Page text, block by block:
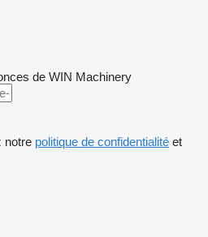
de WIN Machinery
notre politique de confidentialité et